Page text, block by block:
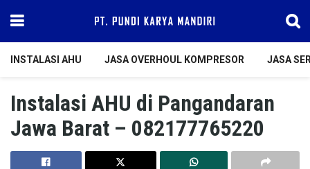
INSTALASI AHU JASA OVERHOUL KOMPRESOR JASA
Instalasi AHU di Pangandaran
Jawa Barat – 082177765220